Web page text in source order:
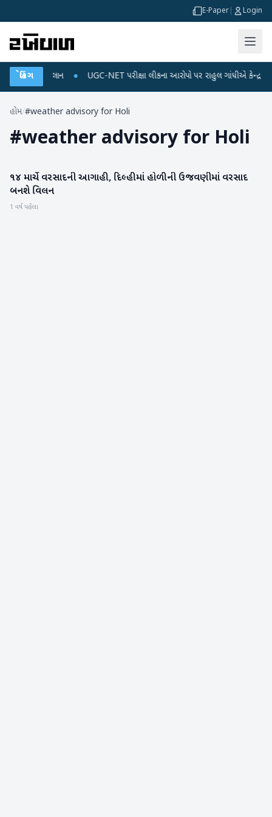
E-Paper Login
બ્રેકિંગ
અને ડેટા પ્લાન ● UGC-NET પરીક્ષા લીકના આરોપો પર રાહુલ ગાંધીએ કેન્દ્ર પર
હોમ/#weather advisory for Holi
#weather advisory for Holi
હવામાન
૧૪ માર્ચે વરસાદની આગાહી, દિલ્હીમાં હોળીની ઉજવણીમાં વરસાદ
બનશે વિલન
1 વર્ષ પહેલા